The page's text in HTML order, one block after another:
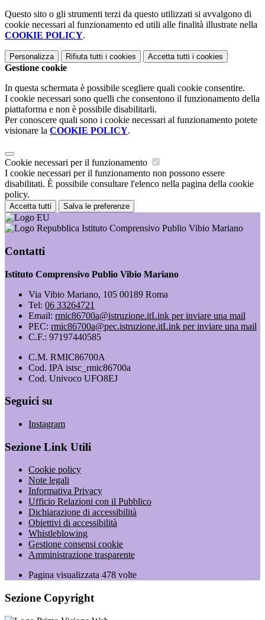
Questo sito o gli strumenti terzi da questo utilizzati si avvalgono di
cookie necessari al funzionamento ed utili alle finalità illustrate nella
COOKIE POLICY.
Personalizza Rifiuta tutti i cookies Accetta tutti i cookies
Gestione cookie
In questa schermata è possibile scegliere quali cookie consentire.
I cookie necessari sono quelli che consentono il funzionamento della
piattaforma e non è possibile disabilitarli.
Per conoscere quali sono i cookie necessari al funzionamento potete
visionare la COOKIE POLICY.
Cookie necessari per il funzionamento
I cookie necessari per il funzionamento non possono essere
disabilitati. È possibile consultare l'elenco nella pagina della cookie
policy.
Accetta tutti Salva le preferenze
Istituto Comprensivo Publio Vibio Mariano
Contatti
Istituto Comprensivo Publio Vibio Mariano
Via Vibio Mariano, 105 00189 Roma
Tel: 06 33264721
Email: rmic86700a@istruzione.itLink per inviare una mail
PEC: rmic86700a@pec.istruzione.itLink per inviare una mail
C.F.: 97197440585
C.M. RMIC86700A
Cod. IPA istsc_rmic86700a
Cod. Univoco UFO8EJ
Seguici su
Instagram
Sezione Link Utili
Cookie policy
Note legali
Informativa Privacy
Ufficio Relazioni con il Pubblico
Dichiarazione di accessibilità
Obiettivi di accessibilità
Whistleblowing
Gestione consensi cookie
Amministrazione trasparente
Pagina visualizzata 478 volte
Sezione Copyright